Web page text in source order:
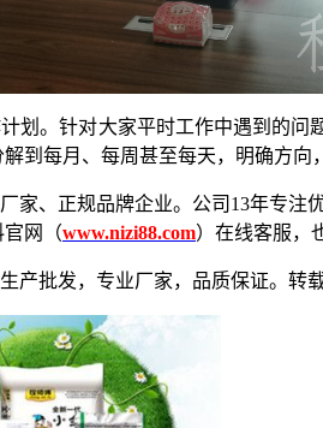
划。针对大家平时工作中遇到的
到每月、每周甚至每天，明确方向
家、正规品牌企业。公司13年专注
网（www.nizi88.com）在线客服，
产批发，专业厂家，品质保证。转